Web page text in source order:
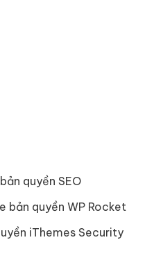
quyền SEO
bản quyền WP Rocket
iThemes Security